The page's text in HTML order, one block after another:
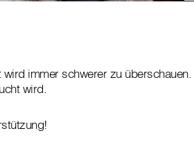
wird immer schwerer zu
wird.